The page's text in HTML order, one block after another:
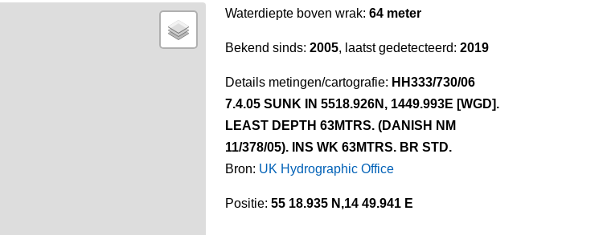
Waterdiepte boven wrak: 64 meter
Bekend sinds: 2005, laatst gedetecteerd: 2019
Details metingen/cartografie: HH333/730/06
7.4.05 SUNK IN 5518.926N, 1449.993E [WGD].
LEAST DEPTH 63MTRS. (DANISH NM
11/378/05). INS WK 63MTRS. BR STD.
Bron: UK Hydrographic Office
Positie: 55 18.935 N,14 49.941 E